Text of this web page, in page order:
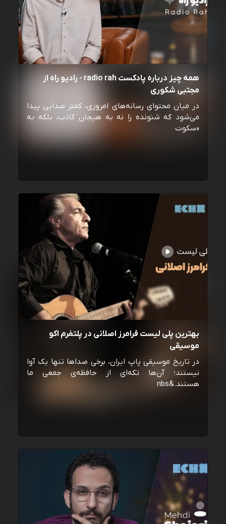
همه چیز درباره پادکست radio rah - رادیو راه از
مجتبی شکوری
در میان محتوای رسانه‌های امروزی، کمتر صدایی پیدا
می‌شود که شنونده را نه به هیجان کاذب، بلکه به
«سکوت
بهترین پلی لیست فرامرز اصلانی در پلتفرم اکو
موسیقی
در تاریخ موسیقی پاپ ایران، برخی صداها تنها یک آوا
نیستند؛ آن‌ها تکه‌ای از حافظه‌ی جمعی ما
هستند.&nbs